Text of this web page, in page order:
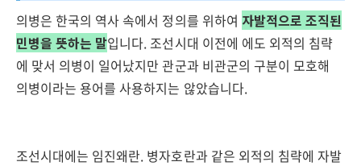
의병은 한국의 역사 속에서 정의를 위하여 자발적으로 조직된
민병을 뜻하는 말입니다. 조선시대 이전에 에도 외적의 침략
에 맞서 의병이 일어났지만 관군과 비관군의 구분이 모호해
의병이라는 용어를 사용하지는 않았습니다.
조선시대에는 임진왜란. 병자호란과 같은 외적의 침략에 자발